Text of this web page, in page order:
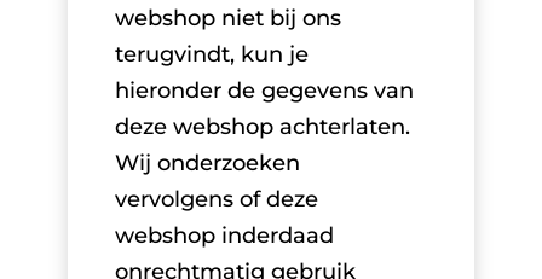
webshop niet bij ons
terugvindt, kun je
hieronder de gegevens van
deze webshop achterlaten.
Wij onderzoeken
vervolgens of deze
webshop inderdaad
onrechtmatig gebruik